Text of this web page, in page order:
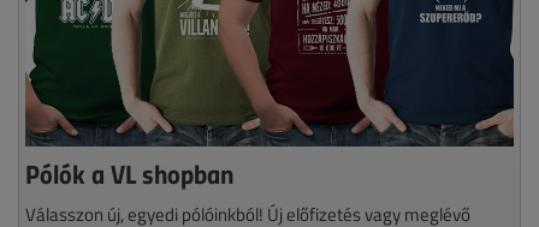
Pólók a VL shopban
Válasszon új, egyedi pólóinkból! Új előfizetés vagy meglévő